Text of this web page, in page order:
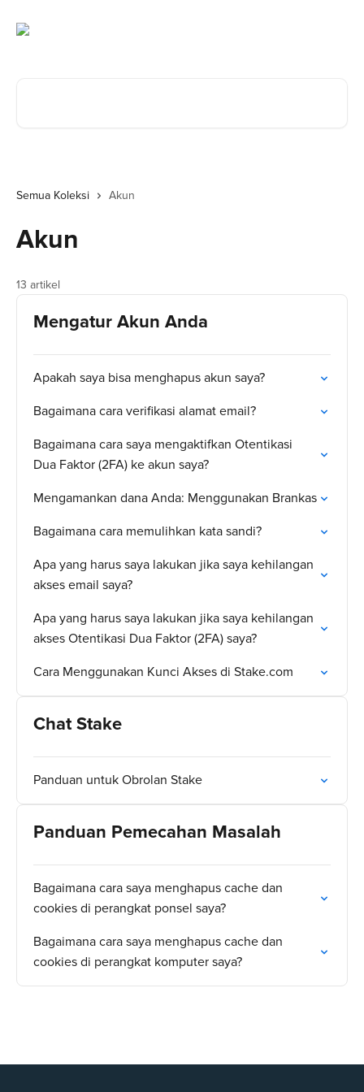
Semua Koleksi Akun
Akun
13 artikel
Mengatur Akun Anda
Apakah saya bisa menghapus akun saya?
Bagaimana cara verifikasi alamat email?
Bagaimana cara saya mengaktifkan Otentikasi
Dua Faktor (2FA) ke akun saya?
Mengamankan dana Anda: Menggunakan Brankas
Bagaimana cara memulihkan kata sandi?
Apa yang harus saya lakukan jika saya kehilangan
akses email saya?
Apa yang harus saya lakukan jika saya kehilangan
akses Otentikasi Dua Faktor (2FA) saya?
Cara Menggunakan Kunci Akses di Stake.com
Chat Stake
Panduan untuk Obrolan Stake
Panduan Pemecahan Masalah
Bagaimana cara saya menghapus cache dan
cookies di perangkat ponsel saya?
Bagaimana cara saya menghapus cache dan
cookies di perangkat komputer saya?